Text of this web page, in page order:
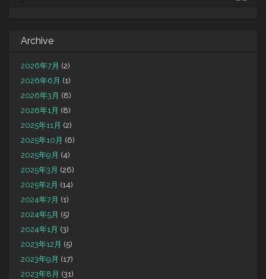
Archive
2026年7月 (2)
2026年6月 (1)
2026年3月 (8)
2026年1月 (8)
2025年11月 (2)
2025年10月 (6)
2025年9月 (4)
2025年3月 (26)
2025年2月 (14)
2024年7月 (1)
2024年5月 (5)
2024年1月 (3)
2023年12月 (5)
2023年9月 (17)
2023年8月 (31)